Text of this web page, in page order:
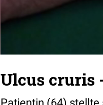
Ulcus cruris